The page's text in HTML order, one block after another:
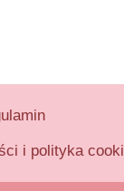
i polityka